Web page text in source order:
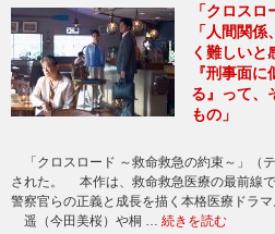
「クロス
「人間関
く難しいと
『刑事面
る』って、
もの」
「クロスロード ～救命救急の約束～」（
された。 本作は、救命救急医療の最前線で
警察官らの正義と成長を描く本格医療ドラ
遥（今田美桜）や桐 … 続きを読む